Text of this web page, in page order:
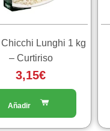
Lunghi 1 kg
– Curtiriso
3,15€